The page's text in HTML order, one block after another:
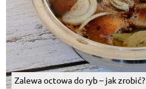
Zalewa octowa do ryb – jak zrobić?